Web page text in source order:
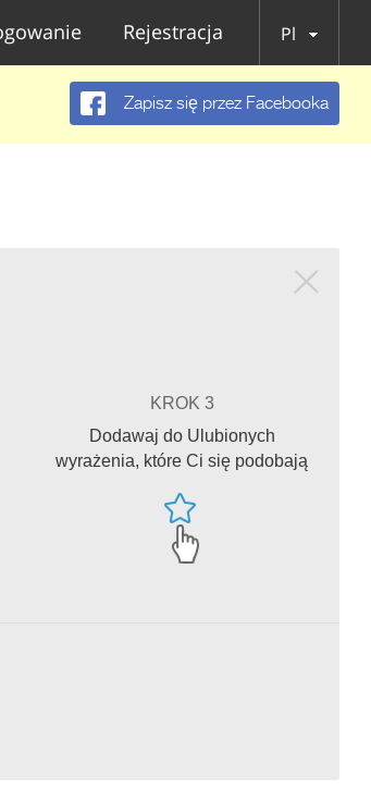
Rejestracja Pl
Zapisz się przez Facebooka
KROK 3
Dodawaj do Ulubionych
wyrażenia, które Ci się podobają